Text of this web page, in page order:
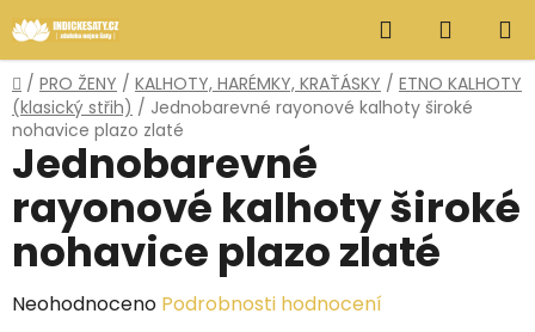
na
obsah
Hledat
KOŠÍK
Domů
/ PRO ŽENY / KALHOTY, HARÉMKY, KRAŤÁSKY / ETNO KALHOTY
(klasický střih) / Jednobarevné rayonové kalhoty široké
nohavice plazo zlaté
Jednobarevné
rayonové kalhoty široké
nohavice plazo zlaté
Průměrné
Neohodnoceno Podrobnosti hodnocení